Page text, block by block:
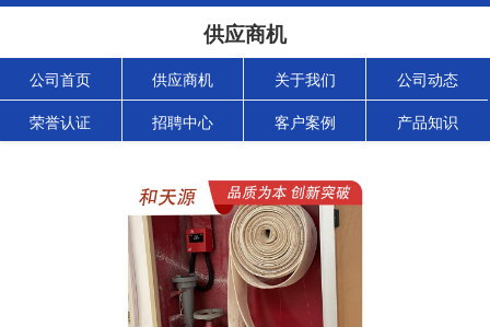
供应商机
公司首页 供应商机 关于我们 公司动态
荣誉认证 招聘中心 客户案例 产品知识